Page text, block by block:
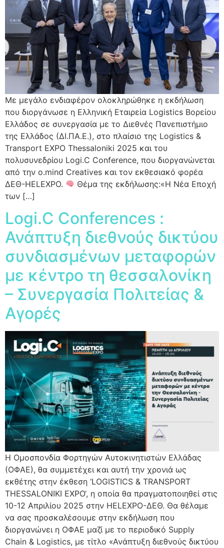
Με μεγάλο ενδιαφέρον oλοκληρώθηκε η εκδήλωση
που διοργάνωσε η Ελληνική Εταιρεία Logistics Βορείου
Ελλάδος σε συνεργασία με το Διεθνές Πανεπιστήμιο
της Ελλάδος (ΔΙ.ΠΑ.Ε.), στο πλαίσιο της Logistics &
Transport EXPO Thessaloniki 2025 και του
πολυσυνεδρίου Logi.C Conference, που διοργανώνεται
από την o.mind Creatives και τον εκθεσιακό φορέα
ΔΕΘ-HELEXPO.
Θέμα της εκδήλωσης:«Η Νέα Εποχή
των […]
Logi.C Conferences :
Ανάπτυξη διεθνούς δικτύου
συνδιασμένων μεταφορών
με κέντρο τη θεσσαλονίκη
– Συνεργασία Πολιτείας &
Αγορές
H Ομοσπονδία Φορτηγών Αυτοκινητιστών Ελλάδας
(ΟΦΑΕ), θα συμμετέχει και αυτή την χρονιά ως
εκθέτης στην έκθεση ‘LOGISTICS & TRANSPORT
THESSALONIKI EXPO‘, η οποία θα πραγματοποιηθεί στις
10-12 Απριλίου 2025 στην HELEXPO-ΔΕΘ. Θα θέλαμε
να σας προσκαλέσουμε στην εκδήλωση που
διοργανώνει η ΟΦΑΕ μαζί με το περιοδικό Supply
Chain & Logistics, με τίτλο «Ανάπτυξη διεθνούς δικτύου